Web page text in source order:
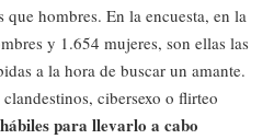
hombres. En la encuesta, en la
y 1.654 mujeres, son ellas las
a la hora de buscar un amante.
cibersexo o flirteo
para llevarlo a cabo